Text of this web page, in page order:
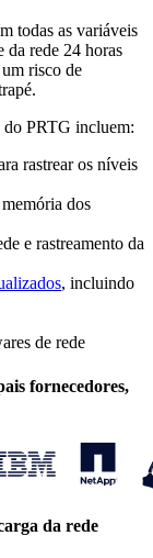
todas as variáveis
da rede 24 horas
risco de
do PRTG incluem:
rastrear os níveis
dos
e rastreamento da
, incluindo
de rede
fornecedores,
da rede